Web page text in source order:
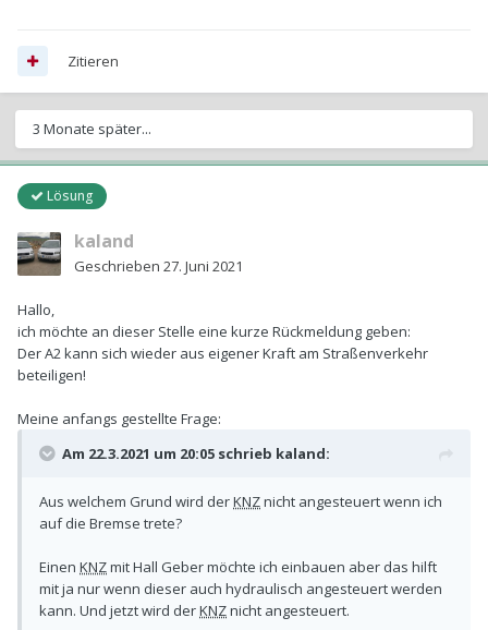
Zitieren
3 Monate später...
Lösung
kaland
Geschrieben 27. Juni 2021
Hallo,
ich möchte an dieser Stelle eine kurze Rückmeldung geben:
Der A2 kann sich wieder aus eigener Kraft am Straßenverkehr
beteiligen!
Meine anfangs gestellte Frage:
Am 22.3.2021 um 20:05 schrieb kaland:
Aus welchem Grund wird derKNZnicht angesteuert wenn ich
auf die Bremse trete?
Einen KNZmit Hall Geber möchte ich einbauen aber das hilft
mit ja nur wenn dieser auch hydraulisch angesteuert werden
kann. Und jetzt wird derKNZnicht angesteuert.